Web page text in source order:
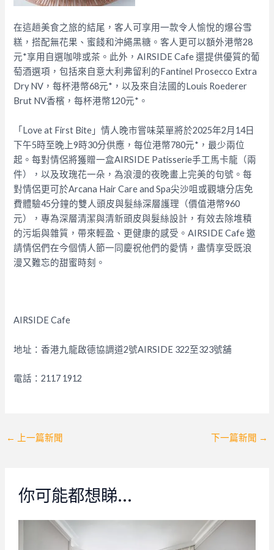
在這趟美食之旅的結尾，客人可享用一款令人愉悅的爆谷雪
糕，搭配無花果、蜜餞和沖繩黑糖。客人更可以額外港幣28
元*享用自選咖啡或茶。此外，AIRSIDE Cafe 還提供優質的葡
萄酒選項，包括來自意大利弗留利的Fantinel Prosecco Extra
Dry NV，每杯港幣68元*，以及來自法國的Louis Roederer
Brut NV香檳，每杯港幣120元*。
「Love at First Bite」情人晚市嘗味菜單將於2025年2月14日
下午5時至晚上9時30分供應，每位港幣780元*，最少兩位
起。每對情侶將獲贈一盒AIRSIDE Patisserie手工馬卡龍（兩
件），以及玫瑰花一朵，為浪漫的夜晚畫上完美的句號。每
對情侶更可於Arcana Hair Care and Spa尖沙咀或觀塘分店免
費體驗45分鐘的雙人頭皮與髮絲深層護理（價值港幣960
元），專為深層清潔與清新頭皮與髮絲設計，有效去除堆積
的污垢與雜質，帶來輕盈、更健康的感受。AIRSIDE Cafe 邀
請情侶們在今個情人節一同慶祝他們的愛情，盡情享受既浪
漫又難忘的甜蜜時刻。
AIRSIDE Cafe
地址：香港九龍啟德協調道2號AIRSIDE 322至323號舖
電話：2117 1912
Post
← 上一篇新聞 下一篇新聞 →
你可能都想睇…